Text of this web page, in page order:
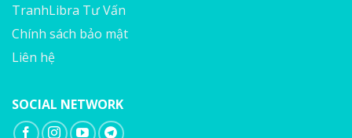
TranhLibra Tư Vấn
Chính sách bảo mật
Liên hệ
SOCIAL NETWORK